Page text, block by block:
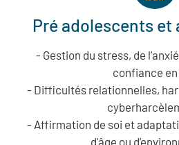
Pré adolescents et
- Gestion du stress, de
confiance
- Difficultés relationnelles,
- Affirmation de soi et
d'âge ou